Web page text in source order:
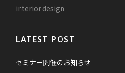
interior design
LATEST POST
セミナー開催のお知らせ